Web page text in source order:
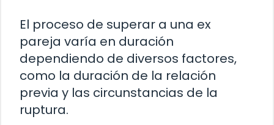
El proceso de superar a una ex
pareja varía en duración
dependiendo de diversos factores,
como la duración de la relación
previa y las circunstancias de la
ruptura.